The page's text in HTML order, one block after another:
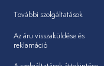
További szolgáltatások
Az áru visszaküldése és
reklamáció